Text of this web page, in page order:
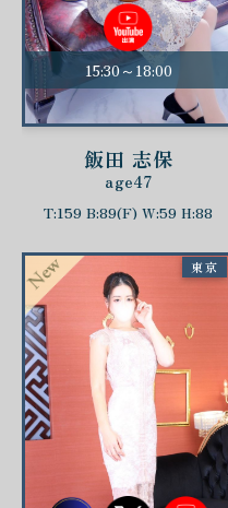
15:30～18:00
飯田 志保
age47
T:159 B:89(F) W:59 H:88
東京